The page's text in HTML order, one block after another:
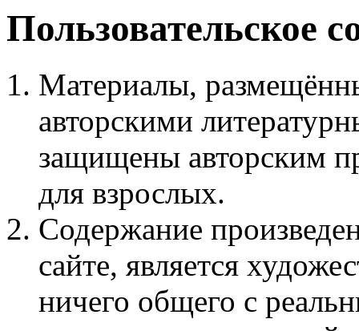
Пользовательское
Материалы,
авторскими
защищены авторским
для взрослых.
Содержание
сайте, является
ничего общего с